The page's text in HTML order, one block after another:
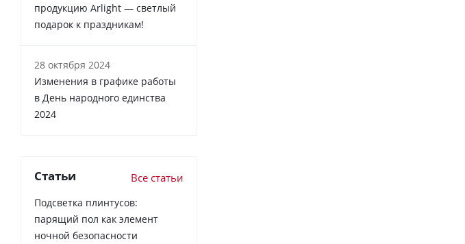
продукцию Arlight — светлый
подарок к праздникам!
28 октября 2024
Изменения в графике работы
в День народного единства
2024
Статьи Все статьи
Подсветка плинтусов:
парящий пол как элемент
ночной безопасности